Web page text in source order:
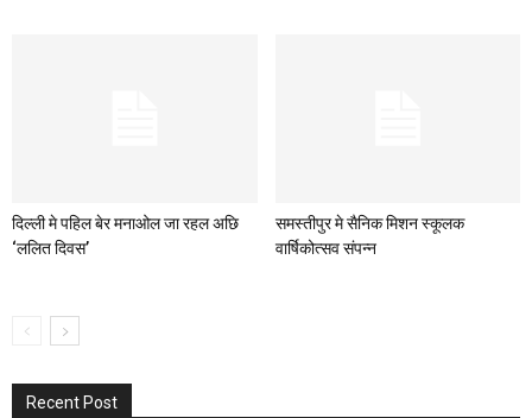
दिल्ली मे पहिल बेर मनाओल जा रहल अछि
‘ललित दिवस’
समस्तीपुर मे सैनिक मिशन स्कूलक
वार्षिकोत्सव संपन्न
Recent Post